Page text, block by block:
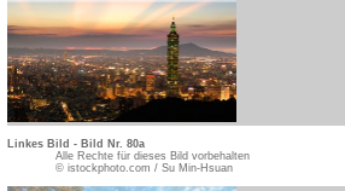
Linkes Bild - Bild Nr. 80a
Alle Rechte für dieses Bild vorbehalten
© istockphoto.com / Su Min-Hsuan